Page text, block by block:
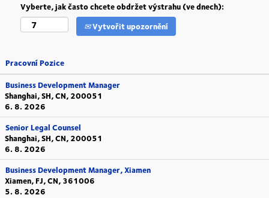
Vyberte, jak často chcete obdržet výstrahu (ve dnech):
Vytvořit upozornění
Pracovní Pozice
Business Development Manager
Shanghai, SH, CN, 200051
6. 8. 2026
Senior Legal Counsel
Shanghai, SH, CN, 200051
6. 8. 2026
Business Development Manager, Xiamen
Xiamen, FJ, CN, 361006
5. 8. 2026